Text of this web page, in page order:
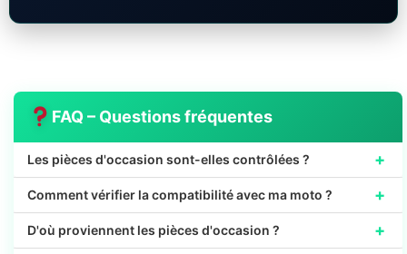
FAQ – Questions fréquentes
Les pièces d'occasion sont-elles contrôlées ? +
Comment vérifier la compatibilité avec ma moto ? +
D'où proviennent les pièces d'occasion ? +